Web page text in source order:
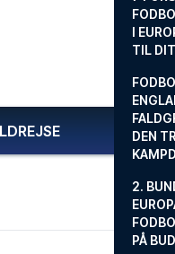
I
TIL
DEN
2.
PÅ